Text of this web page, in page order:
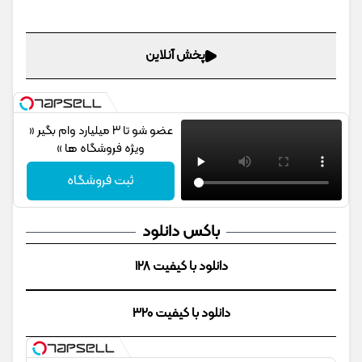
پخش آنلاین
عضو شو تا 3 میلیارد وام بگیر «
ویژه فروشگاه ها »
ثبت فروشگاه
باکس دانلود
دانلود با کیفیت 128
دانلود با کیفیت 320